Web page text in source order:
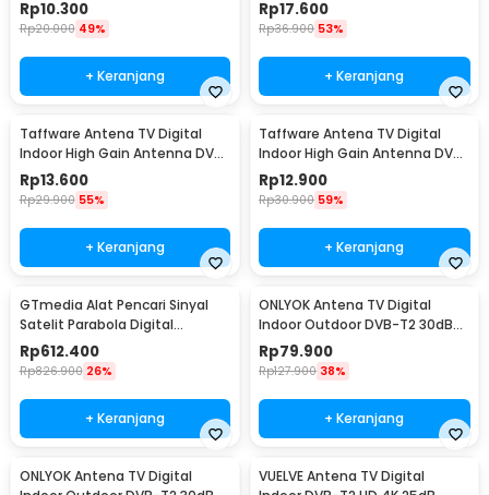
Rp10.300
Rp20.000 49%
+ Keranjang
25
Rp17.600
Rp36.900 53%
+ Keranjang
Taffware Antena TV Digital
Indoor High Gain Antenna DVB-
T2 25dB - TFL-D140
Rp13.600
Rp29.900 55%
+ Keranjang
Taffware Antena TV Digital
Indoor High Gain Antenna DVB-
T2 25dB - N0012
Rp12.900
Rp30.900 59%
+ Keranjang
GTmedia Alat Pencari Sinyal
Satelit Parabola Digital
Satellite Finder - V8 Finder2
Rp612.400
Rp826.900 26%
+ Keranjang
ONLYOK Antena TV Digital
Indoor Outdoor DVB-T2 30dB
Female Plug - LK860
Rp79.900
Rp127.900 38%
+ Keranjang
ONLYOK Antena TV Digital
VUELVE Antena TV Digital